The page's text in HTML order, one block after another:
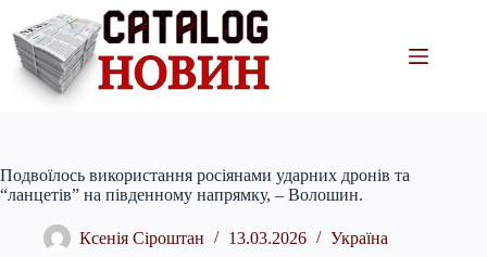
вмісту
Подвоїлось використання росіянами ударних дронів та
“ланцетів” на південному напрямку, – Волошин.
Ксенія Сіроштан 13.03.2026 Україна